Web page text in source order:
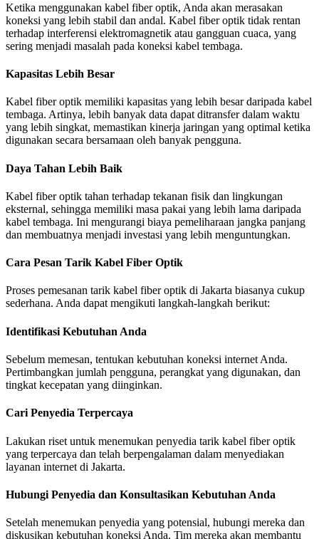
Ketika menggunakan kabel fiber optik, Anda akan merasakan
koneksi yang lebih stabil dan andal. Kabel fiber optik tidak rentan
terhadap interferensi elektromagnetik atau gangguan cuaca, yang
sering menjadi masalah pada koneksi kabel tembaga.
Kapasitas Lebih Besar
Kabel fiber optik memiliki kapasitas yang lebih besar daripada kabel
tembaga. Artinya, lebih banyak data dapat ditransfer dalam waktu
yang lebih singkat, memastikan kinerja jaringan yang optimal ketika
digunakan secara bersamaan oleh banyak pengguna.
Daya Tahan Lebih Baik
Kabel fiber optik tahan terhadap tekanan fisik dan lingkungan
eksternal, sehingga memiliki masa pakai yang lebih lama daripada
kabel tembaga. Ini mengurangi biaya pemeliharaan jangka panjang
dan membuatnya menjadi investasi yang lebih menguntungkan.
Cara Pesan Tarik Kabel Fiber Optik
Proses pemesanan tarik kabel fiber optik di Jakarta biasanya cukup
sederhana. Anda dapat mengikuti langkah-langkah berikut:
Identifikasi Kebutuhan Anda
Sebelum memesan, tentukan kebutuhan koneksi internet Anda.
Pertimbangkan jumlah pengguna, perangkat yang digunakan, dan
tingkat kecepatan yang diinginkan.
Cari Penyedia Terpercaya
Lakukan riset untuk menemukan penyedia tarik kabel fiber optik
yang terpercaya dan telah berpengalaman dalam menyediakan
layanan internet di Jakarta.
Hubungi Penyedia dan Konsultasikan Kebutuhan Anda
Setelah menemukan penyedia yang potensial, hubungi mereka dan
diskusikan kebutuhan koneksi Anda. Tim mereka akan membantu